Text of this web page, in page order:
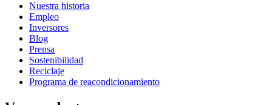
Nuestra historia
Empleo
Inversores
Blog
Prensa
Sostenibilidad
Reciclaje
Programa de reacondicionamiento